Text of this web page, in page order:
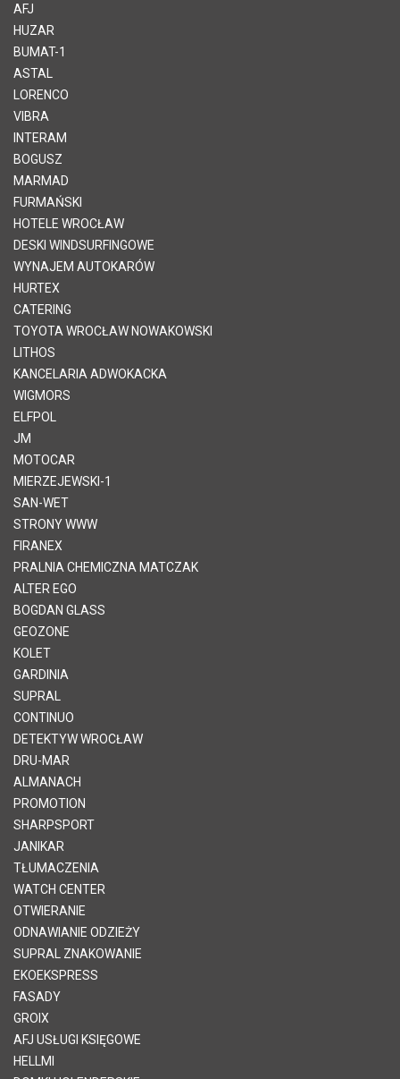
AFJ
HUZAR
BUMAT-1
ASTAL
LORENCO
VIBRA
INTERAM
BOGUSZ
MARMAD
FURMAŃSKI
HOTELE WROCŁAW
DESKI WINDSURFINGOWE
WYNAJEM AUTOKARÓW
HURTEX
CATERING
TOYOTA WROCŁAW NOWAKOWSKI
LITHOS
KANCELARIA ADWOKACKA
WIGMORS
ELFPOL
JM
MOTOCAR
MIERZEJEWSKI-1
SAN-WET
STRONY WWW
FIRANEX
PRALNIA CHEMICZNA MATCZAK
ALTER EGO
BOGDAN GLASS
GEOZONE
KOLET
GARDINIA
SUPRAL
CONTINUO
DETEKTYW WROCŁAW
DRU-MAR
ALMANACH
PROMOTION
SHARPSPORT
JANIKAR
TŁUMACZENIA
WATCH CENTER
OTWIERANIE
ODNAWIANIE ODZIEŻY
SUPRAL ZNAKOWANIE
EKOEKSPRESS
FASADY
GROIX
AFJ USŁUGI KSIĘGOWE
HELLMI